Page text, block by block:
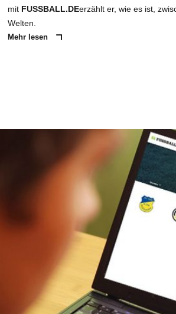
mit FUSSBALL.DEerzählt er, wie es ist,
Welten.
Mehr lesen